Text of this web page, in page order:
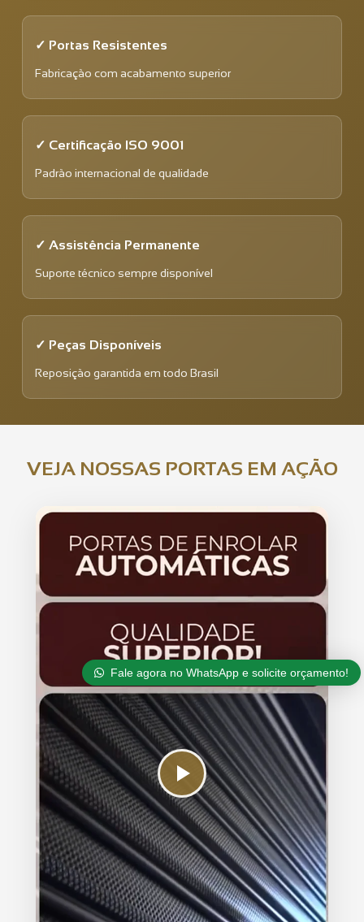
✓ Portas Resistentes
Fabricação com acabamento superior
✓ Certificação ISO 9001
Padrão internacional de qualidade
✓ Assistência Permanente
Suporte técnico sempre disponível
✓ Peças Disponíveis
Reposição garantida em todo Brasil
VEJA NOSSAS PORTAS EM AÇÃO
Fale agora no WhatsApp e solicite orçamento!